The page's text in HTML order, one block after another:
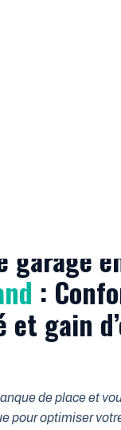
garage
:
gain
de place et
pour optimiser